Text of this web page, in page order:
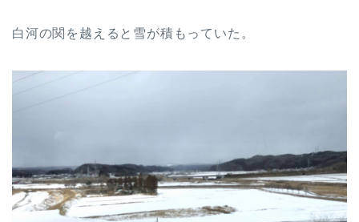
白河の関を越えると雪が積もっていた。